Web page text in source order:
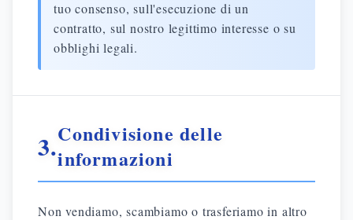
tuo consenso, sull'esecuzione di un
contratto, sul nostro legittimo interesse o su
obblighi legali.
3.Condivisione delle
informazioni
Non vendiamo, scambiamo o trasferiamo in altro